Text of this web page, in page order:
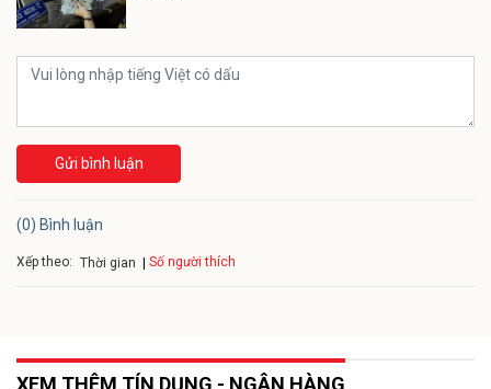
Gửi bình luận
(0) Bình luận
Xếp theo: Thời gian Số người thích